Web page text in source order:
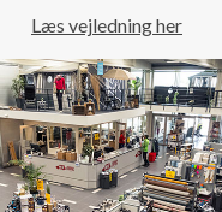
Læs vejledning her